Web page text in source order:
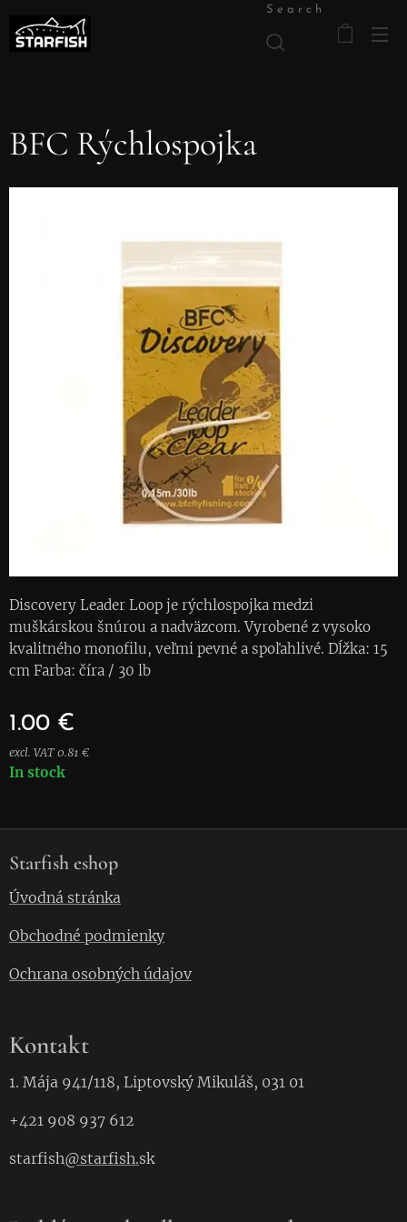
Search
BFC Rýchlospojka
Discovery Leader Loop je rýchlospojka medzi
muškárskou šnúrou a nadväzcom. Vyrobené z vysoko
kvalitného monofilu, veľmi pevné a spoľahlivé. Dĺžka: 15
cm Farba: číra / 30 lb
1.00 €
excl. VAT 0.81 €
In stock
Starfish eshop
Úvodná stránka
Obchodné podmienky
Ochrana osobných údajov
Kontakt
1. Mája 941/118, Liptovský Mikuláš, 031 01
+421 908 937 612
starfish@starfish.sk